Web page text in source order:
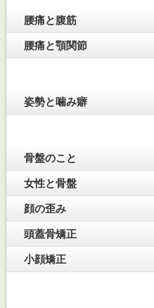
腰痛と腹筋
腰痛と顎関節
姿勢と噛み癖
骨盤のこと
女性と骨盤
顔の歪み
頭蓋骨矯正
小顔矯正